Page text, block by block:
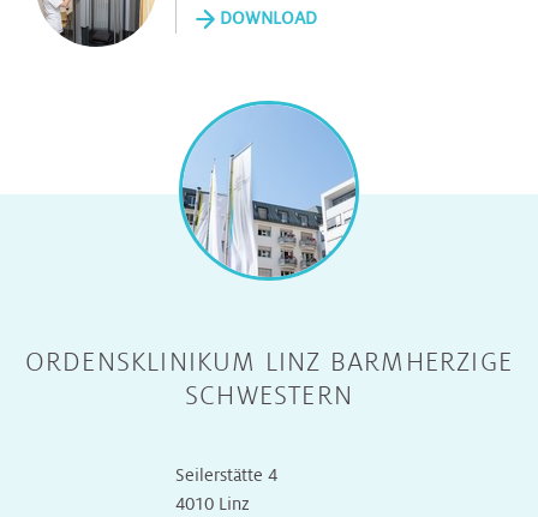
DOWNLOAD
ORDENSKLINIKUM LINZ BARMHERZIGE
SCHWESTERN
Seilerstätte 4
4010 Linz